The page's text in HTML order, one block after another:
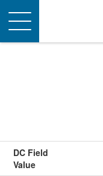
Toggle
navigation
DC Field
Value